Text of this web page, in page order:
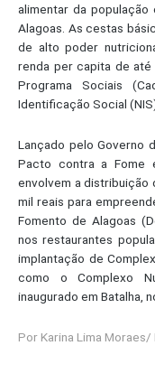
alimentar da população
Alagoas. As cestas
de alto poder
renda per capita de até
Programa Sociais
Identificação Social
Lançado pelo Governo
Pacto contra a Fome
envolvem a
mil reais para
Fomento de Alagoas
nos restaurantes
implantação de
como o Complexo
inaugurado em Batalha,
Por Karina Lima